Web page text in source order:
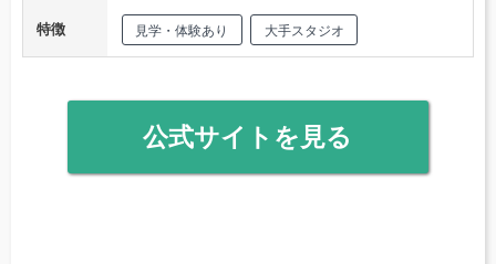
特徴 見学・体験あり 大手スタジオ
公式サイトを見る